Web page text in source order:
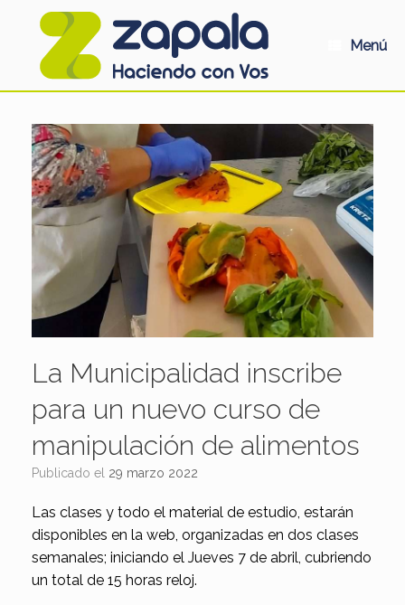
Menú
La Municipalidad inscribe
para un nuevo curso de
manipulación de alimentos
Publicado el 29 marzo 2022
Las clases y todo el material de estudio, estarán
disponibles en la web, organizadas en dos clases
semanales; iniciando el Jueves 7 de abril, cubriendo
un total de 15 horas reloj.